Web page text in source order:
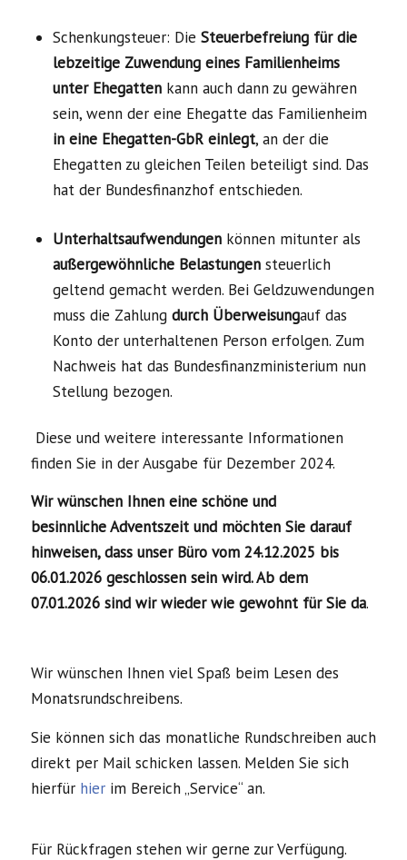
Schenkungsteuer: Die Steuerbefreiung für die
lebzeitige Zuwendung eines Familienheims
unter Ehegattenkann auch dann zu gewähren
sein, wenn der eine Ehegatte das Familienheim
in eine Ehegatten-GbR einlegt, an der die
Ehegatten zu gleichen Teilen beteiligt sind. Das
hat der Bundesfinanzhof entschieden.
Unterhaltsaufwendungenkönnen mitunter als
außergewöhnliche Belastungensteuerlich
geltend gemacht werden. Bei Geldzuwendungen
muss die Zahlung durch Überweisungauf das
Konto der unterhaltenen Person erfolgen. Zum
Nachweis hat das Bundesfinanzministerium nun
Stellung bezogen.
Diese und weitere interessante Informationen
finden Sie in der Ausgabe für Dezember 2024.
Wir wünschen Ihnen eine schöne und
besinnliche Adventszeit und möchten Sie darauf
hinweisen, dass unser Büro vom 24.12.2025 bis
06.01.2026 geschlossen sein wird. Ab dem
07.01.2026 sind wir wieder wie gewohnt für Sie da.
Wir wünschen Ihnen viel Spaß beim Lesen des
Monatsrundschreibens.
Sie können sich das monatliche Rundschreiben auch
direkt per Mail schicken lassen. Melden Sie sich
hierfür hierim Bereich „Service“ an.
Für Rückfragen stehen wir gerne zur Verfügung.